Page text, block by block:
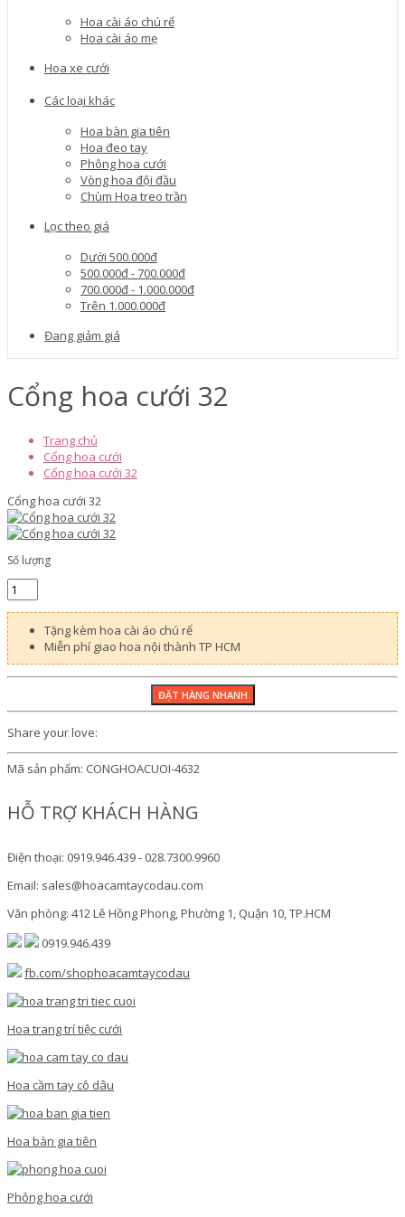
Hoa cài áo chú rể
Hoa cài áo mẹ
Hoa xe cưới
Các loại khác
Hoa bàn gia tiên
Hoa đeo tay
Phông hoa cưới
Vòng hoa đội đầu
Chùm Hoa treo trần
Lọc theo giá
Dưới 500.000đ
500.000đ - 700.000đ
700.000đ - 1.000.000đ
Trên 1.000.000đ
Đang giảm giá
Cổng hoa cưới 32
Trang chủ
Cổng hoa cưới
Cổng hoa cưới 32
Cổng hoa cưới 32
Số lượng
Tặng kèm hoa cài áo chú rể
Miễn phí giao hoa nội thành TP HCM
Share your love:
Mã sản phẩm: CONGHOACUOI-4632
HỖ TRỢ KHÁCH HÀNG
Điện thoại: 0919.946.439 - 028.7300.9960
Email: sales@hoacamtaycodau.com
Văn phòng: 412 Lê Hồng Phong, Phường 1, Quận 10, TP.HCM
0919.946.439
fb.com/shophoacamtaycodau
Hoa trang trí tiệc cưới
Hoa cầm tay cô dâu
Hoa bàn gia tiên
Phông hoa cưới